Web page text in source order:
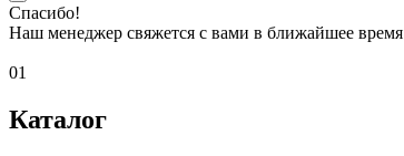
Спасибо!
Наш менеджер свяжется с вами в ближайшее время
01
Каталог